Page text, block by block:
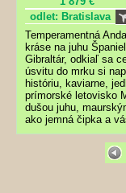
odlet: Bratislava
Temperamentná
kráse na juhu
Gibraltár, odkiaľ sa
úsvitu do mrku si
históriu, kaviarne,
prímorské letovisko
dušou juhu,
ako jemná čipka a